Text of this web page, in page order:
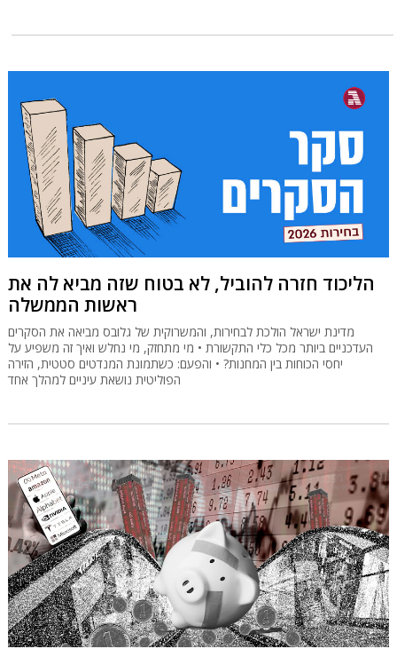
הליכוד חזרה להוביל, לא בטוח שזה מביא לה את
ראשות הממשלה
מדינת ישראל הולכת לבחירות, והמשרוקית של גלובס מביאה את הסקרים
העדכניים ביותר מכל כלי התקשורת • מי מתחזק, מי נחלש ואיך זה משפיע על
יחסי הכוחות בין המחנות? • והפעם: כשתמונת המנדטים סטטית, הזירה
הפוליטית נושאת עיניים למהלך אחד